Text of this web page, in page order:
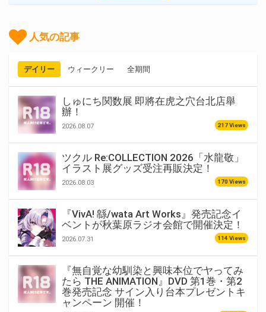
人気の記事
デイリー ウィークリー 全期間
しゅにち関数展 即將在虎之穴台北店舉
辦！
2026.08.07 217 Views
ツクル Re:COLLECTION 2026「水龍敬」
イラスト展グッズ受注再販決定！
2026.08.03 170 Views
『VivA! 緜/wata Art Works』発売記念イ
ベントが秋葉原ラジオ会館で開催決定！
2026.07.31 114 Views
『無自覚な幼馴染と興味本位でヤってみ
たら THE ANIMATION』DVD 第1巻・第2
巻発売記念 サイン入り台本プレゼントキ
ャンペーン 開催！